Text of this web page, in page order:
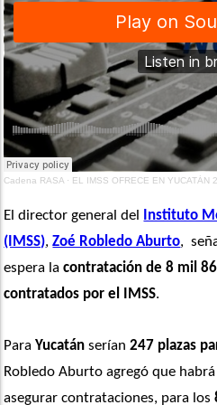
Cadena RASA · EL IMSS OFRECE EN YUCATÁN
El director general del Instituto
(IMSS), Zoé Robledo Aburto,
espera la contratación de 8 mil
contratados por el IMSS.
Para Yucatán serían 247 plazas
Robledo Aburto agregó que habrá
asegurar contrataciones, para los